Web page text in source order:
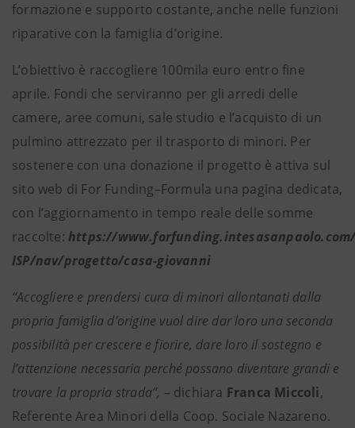
formazione e supporto costante, anche nelle funzioni
riparative con la famiglia d’origine.
L’obiettivo è raccogliere 100mila euro entro fine
aprile. Fondi che serviranno per gli arredi delle
camere, aree comuni, sale studio e l’acquisto di un
pulmino attrezzato per il trasporto di minori. Per
sostenere con una donazione il progetto è attiva sul
sito web di For Funding–Formula una pagina dedicata,
con l’aggiornamento in tempo reale delle somme
raccolte: https://
ISP/nav/progetto/casa-giovanni
“Accogliere e prendersi cura di minori allontanati dalla
propria famiglia d’origine vuol dire dar loro una seconda
possibilità per crescere e fiorire, dare loro il sostegno e
l’attenzione necessaria perché possano diventare grandi e
trovare la propria strada”, – dichiara Franca Miccoli,
Referente Area Minori della Coop. Sociale Nazareno.